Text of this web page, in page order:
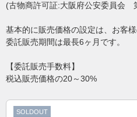
(古物商許可証:大阪府公安委員会
基本的に販売価格の設定は、お客
委託販売期間は最長6ヶ月です。
【委託販売手数料】
税込販売価格の20～30%
SOLDOUT